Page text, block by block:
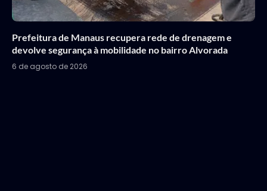
Prefeitura de Manaus recupera rede de drenagem e
devolve segurança à mobilidade no bairro Alvorada
6 de agosto de 2026